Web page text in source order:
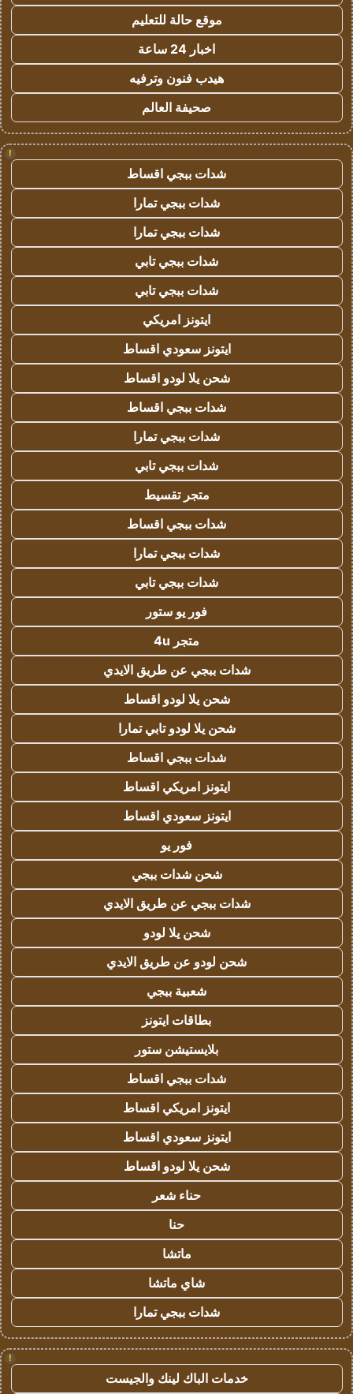
موقع حالة للتعليم
اخبار 24 ساعة
هيدب فنون وترفيه
صحيفة العالم
!
شدات ببجي اقساط
شدات ببجي تمارا
شدات ببجي تمارا
شدات ببجي تابي
شدات ببجي تابي
ايتونز امريكي
ايتونز سعودي اقساط
شحن يلا لودو اقساط
شدات ببجي اقساط
شدات ببجي تمارا
شدات ببجي تابي
متجر تقسيط
شدات ببجي اقساط
شدات ببجي تمارا
شدات ببجي تابي
فور يو ستور
متجر 4u
شدات ببجي عن طريق الايدي
شحن يلا لودو اقساط
شحن يلا لودو تابي تمارا
شدات ببجي اقساط
ايتونز امريكي اقساط
ايتونز سعودي اقساط
فور يو
شحن شدات ببجي
شدات ببجي عن طريق الايدي
شحن يلا لودو
شحن لودو عن طريق الايدي
شعبية ببجي
بطاقات ايتونز
بلايستيشن ستور
شدات ببجي اقساط
ايتونز امريكي اقساط
ايتونز سعودي اقساط
شحن يلا لودو اقساط
حناء شعر
حنا
ماتشا
شاي ماتشا
شدات ببجي تمارا
!
خدمات الباك لينك والجيست